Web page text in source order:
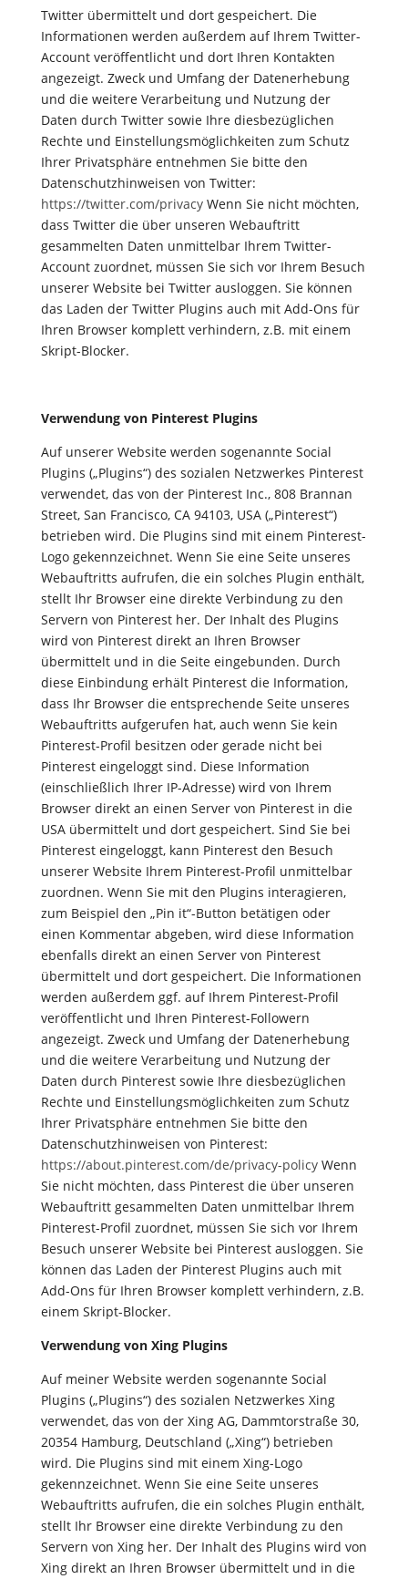
Twitter übermittelt und dort gespeichert. Die
Informationen werden außerdem auf Ihrem Twitter-
Account veröffentlicht und dort Ihren Kontakten
angezeigt. Zweck und Umfang der Datenerhebung
und die weitere Verarbeitung und Nutzung der
Daten durch Twitter sowie Ihre diesbezüglichen
Rechte und Einstellungsmöglichkeiten zum Schutz
Ihrer Privatsphäre entnehmen Sie bitte den
Datenschutzhinweisen von Twitter:
https://twitter.com/privacyWenn Sie nicht möchten,
dass Twitter die über unseren Webauftritt
gesammelten Daten unmittelbar Ihrem Twitter-
Account zuordnet, müssen Sie sich vor Ihrem Besuch
unserer Website bei Twitter ausloggen. Sie können
das Laden der Twitter Plugins auch mit Add-Ons für
Ihren Browser komplett verhindern, z.B. mit einem
Skript-Blocker.
Verwendung von Pinterest Plugins
Auf unserer Website werden sogenannte Social
Plugins („Plugins“) des sozialen Netzwerkes Pinterest
verwendet, das von der Pinterest Inc., 808 Brannan
Street, San Francisco, CA 94103, USA („Pinterest“)
betrieben wird. Die Plugins sind mit einem Pinterest-
Logo gekennzeichnet. Wenn Sie eine Seite unseres
Webauftritts aufrufen, die ein solches Plugin enthält,
stellt Ihr Browser eine direkte Verbindung zu den
Servern von Pinterest her. Der Inhalt des Plugins
wird von Pinterest direkt an Ihren Browser
übermittelt und in die Seite eingebunden. Durch
diese Einbindung erhält Pinterest die Information,
dass Ihr Browser die entsprechende Seite unseres
Webauftritts aufgerufen hat, auch wenn Sie kein
Pinterest-Profil besitzen oder gerade nicht bei
Pinterest eingeloggt sind. Diese Information
(einschließlich Ihrer IP-Adresse) wird von Ihrem
Browser direkt an einen Server von Pinterest in die
USA übermittelt und dort gespeichert. Sind Sie bei
Pinterest eingeloggt, kann Pinterest den Besuch
unserer Website Ihrem Pinterest-Profil unmittelbar
zuordnen. Wenn Sie mit den Plugins interagieren,
zum Beispiel den „Pin it“-Button betätigen oder
einen Kommentar abgeben, wird diese Information
ebenfalls direkt an einen Server von Pinterest
übermittelt und dort gespeichert. Die Informationen
werden außerdem ggf. auf Ihrem Pinterest-Profil
veröffentlicht und Ihren Pinterest-Followern
angezeigt. Zweck und Umfang der Datenerhebung
und die weitere Verarbeitung und Nutzung der
Daten durch Pinterest sowie Ihre diesbezüglichen
Rechte und Einstellungsmöglichkeiten zum Schutz
Ihrer Privatsphäre entnehmen Sie bitte den
Datenschutzhinweisen von Pinterest:
https://about.pinterest.com/de/privacy-policyWenn
Sie nicht möchten, dass Pinterest die über unseren
Webauftritt gesammelten Daten unmittelbar Ihrem
Pinterest-Profil zuordnet, müssen Sie sich vor Ihrem
Besuch unserer Website bei Pinterest ausloggen. Sie
können das Laden der Pinterest Plugins auch mit
Add-Ons für Ihren Browser komplett verhindern, z.B.
einem Skript-Blocker.
Verwendung von Xing Plugins
Auf meiner Website werden sogenannte Social
Plugins („Plugins“) des sozialen Netzwerkes Xing
verwendet, das von der Xing AG, Dammtorstraße 30,
20354 Hamburg, Deutschland („Xing“) betrieben
wird. Die Plugins sind mit einem Xing-Logo
gekennzeichnet. Wenn Sie eine Seite unseres
Webauftritts aufrufen, die ein solches Plugin enthält,
stellt Ihr Browser eine direkte Verbindung zu den
Servern von Xing her. Der Inhalt des Plugins wird von
Xing direkt an Ihren Browser übermittelt und in die